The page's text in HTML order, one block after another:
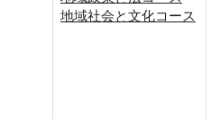
地域社会と文化コース